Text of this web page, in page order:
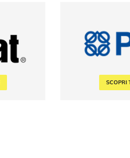
SCOPRI